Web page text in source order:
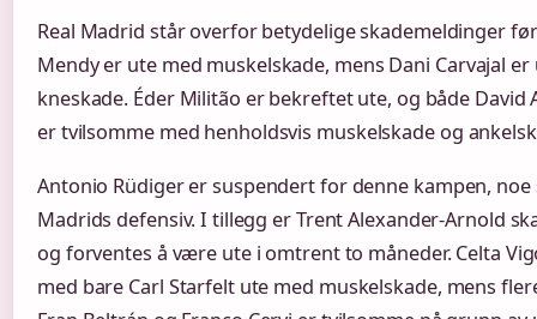
Real Madrid står overfor betydelige skademeldinger
Mendy er ute med muskelskade, mens Dani Carvajal
kneskade. Éder Militão er bekreftet ute, og både David
er tvilsomme med henholdsvis muskelskade og
Antonio Rüdiger er suspendert for denne kampen,
Madrids defensiv. I tillegg er Trent Alexander-Arnold
og forventes å være ute i omtrent to måneder. Celta
med bare Carl Starfelt ute med muskelskade, mens